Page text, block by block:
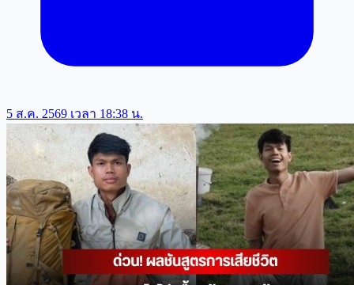
5 ส.ค. 2569 เวลา 18:38 น.